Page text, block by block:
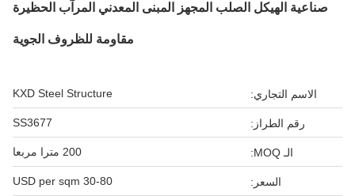
صناعية الهيكل الصلب المجهز المبنى المعدني المرآب الحظيرة
مقاومة للظروف الجوية
الاسم التجاري: KXD Steel Structure
رقم الطراز: SS3677
الـ MOQ: 200 مترا مربعا
السعر: 30-80 USD per sqm